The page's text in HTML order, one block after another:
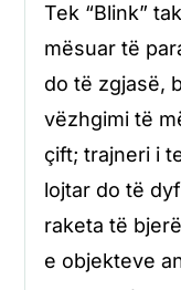
Tek “Blink”
mësuar të
do të zgjasë,
vëzhgimi të
çift; trajneri i
lojtar do të
raketa të
e objekteve